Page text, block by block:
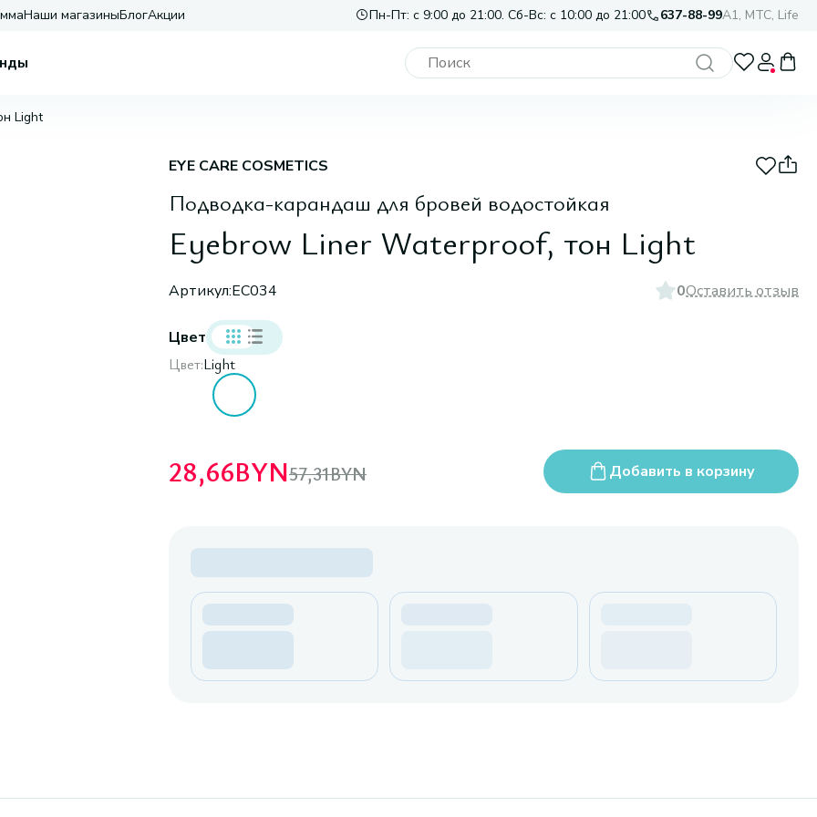
Наши магазиныБлогАкции Пн-Пт: с 9:00 до 21:00. Сб-Вс: с 10:00 до 21:00 637-88-99A1, МТС, Life
Light
EYE CARE COSMETICS
Подводка-карандаш для бровей водостойкая
Eyebrow Liner Waterproof, тон Light
Артикул:EC034 0Оставить отзыв
Цвет
Цвет:Light
28,66BYN57,31BYN Добавить в корзину